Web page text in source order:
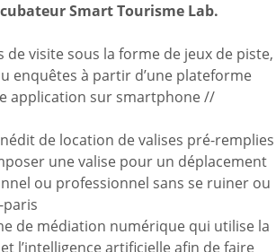
Smart Tourisme Lab.
de visite sous la forme de jeux de piste,
enquêtes à partir d’une plateforme
application sur smartphone //
de location de valises pré-remplies
une valise pour un déplacement
ou professionnel sans se ruiner ou
paris
de médiation numérique qui utilise la
l’intelligence artificielle afin de faire